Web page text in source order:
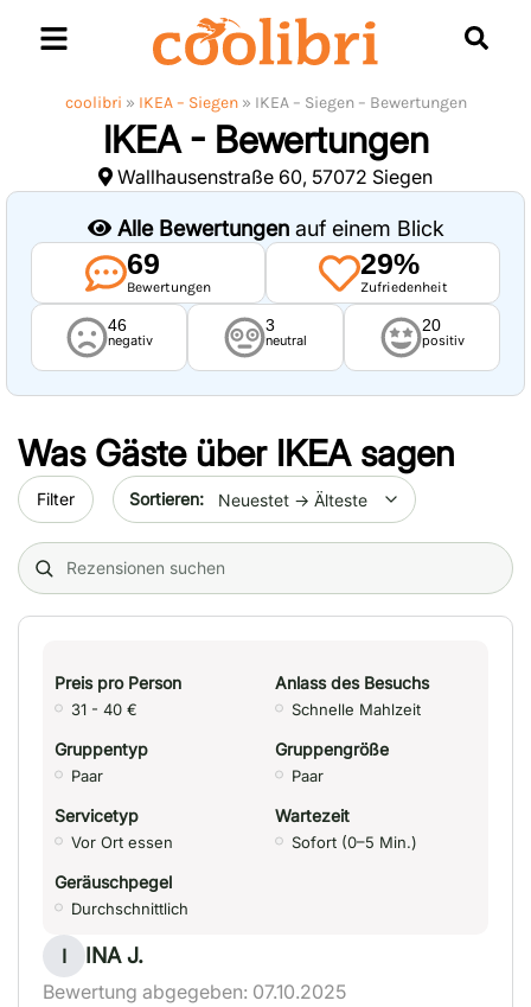
coolibri » IKEA – Siegen» IKEA – Siegen – Bewertungen
IKEA - Bewertungen
Wallhausenstraße 60, 57072 Siegen
Alle Bewertungenauf einem Blick
69
Bewertungen
29%
Zufriedenheit
46
negativ
3
neutral
20
positiv
Was Gäste über IKEAsagen
Filter Sort by date
Search (title/text)
Preis pro Person
31 - 40 €
Anlass des Besuchs
Schnelle Mahlzeit
Gruppentyp
Paar
Gruppengröße
Paar
Servicetyp
Vor Ort essen
Wartezeit
Sofort (0–5 Min.)
Geräuschpegel
Durchschnittlich
I INA J.
Bewertung abgegeben: 07.10.2025